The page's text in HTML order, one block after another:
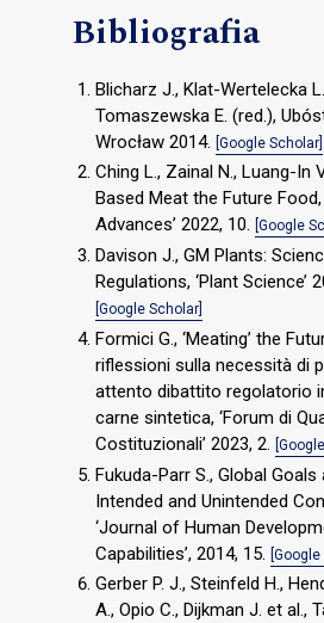
Bibliografia
Blicharz J., Klat-Wertelecka
Tomaszewska E. (red.),
Wrocław 2014. [Google Scholar]
Ching L., Zainal N., Luang-In
Based Meat the Future Food,
Advances’ 2022, 10. [Google
Davison J., GM Plants:
Regulations, ‘Plant Science’
[Google Scholar]
Formici G., ‘Meating’ the
riflessioni sulla necessità di
attento dibattito regolatorio
carne sintetica, ‘Forum di
Costituzionali’ 2023, 2.
Fukuda-Parr S., Global
Intended and Unintended
‘Journal of Human
Capabilities’, 2014, 15.
Gerber P. J., Steinfeld H.,
A., Opio C., Dijkman J. et al.,